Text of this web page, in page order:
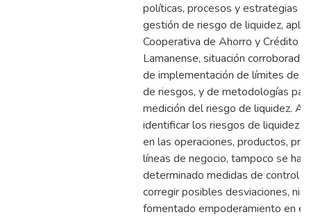
políticas, procesos y estrategias
gestión de riesgo de liquidez,
Cooperativa de Ahorro y Crédito
Lamanense, situación corroborada
de implementación de límites de
de riesgos, y de metodologías
medición del riesgo de liquidez. Al
identificar los riesgos de liquidez
en las operaciones, productos,
líneas de negocio, tampoco se han
determinado medidas de control
corregir posibles desviaciones, ni
fomentado empoderamiento en el